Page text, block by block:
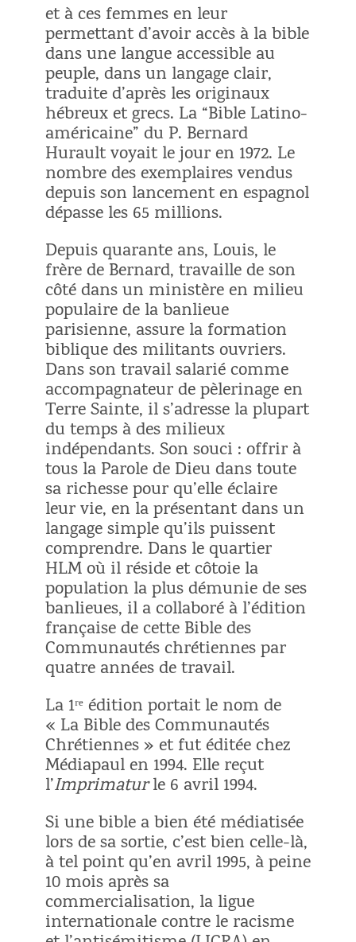
et à ces femmes en leur
permettant d’avoir accès à la bible
dans une langue accessible au
peuple, dans un langage clair,
traduite d’après les originaux
hébreux et grecs. La “Bible Latino-
américaine” du P. Bernard
Hurault voyait le jour en 1972. Le
nombre des exemplaires vendus
depuis son lancement en espagnol
dépasse les 65 millions.
Depuis quarante ans, Louis, le
frère de Bernard, travaille de son
côté dans un ministère en milieu
populaire de la banlieue
parisienne, assure la formation
biblique des militants ouvriers.
Dans son travail salarié comme
accompagnateur de pèlerinage en
Terre Sainte, il s’adresse la plupart
du temps à des milieux
indépendants. Son souci : offrir à
tous la Parole de Dieu dans toute
sa richesse pour qu’elle éclaire
leur vie, en la présentant dans un
langage simple qu’ils puissent
comprendre. Dans le quartier
HLM où il réside et côtoie la
population la plus démunie de ses
banlieues, il a collaboré à l’édition
française de cette Bible des
Communautés chrétiennes par
quatre années de travail.
La 1ʳᵉ édition portait le nom de
« La Bible des Communautés
Chrétiennes » et fut éditée chez
Médiapaul en 1994. Elle reçut
l’Imprimaturle 6 avril 1994.
Si une bible a bien été médiatisée
lors de sa sortie, c’est bien celle-là,
à tel point qu’en avril 1995, à peine
10 mois après sa
commercialisation, la ligue
internationale contre le racisme